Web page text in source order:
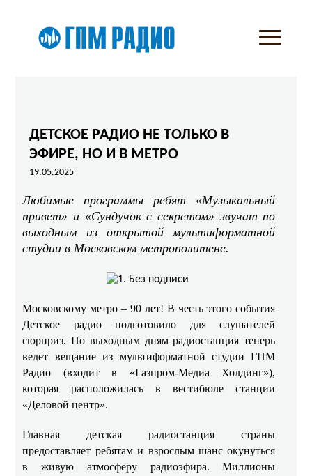
ДЕТСКОЕ РАДИО НЕ ТОЛЬКО В
ЭФИРЕ, НО И В МЕТРО
19.05.2025
Любимые программы ребят «Музыкальный
привет» и «Сундучок с секретом» звучат по
выходным из открытой мультиформатной
студии в Московском метрополитене.
Московскому метро – 90 лет! В честь этого события
Детское радио подготовило для слушателей
сюрприз. По выходным дням радиостанция теперь
ведет вещание из мультиформатной студии ГПМ
Радио (входит в «Газпром-Медиа Холдинг»),
которая расположилась в вестибюле станции
«Деловой центр».
Главная детская радиостанция страны
предоставляет ребятам и взрослым шанс окунуться
в живую атмосферу радиоэфира. Миллионы